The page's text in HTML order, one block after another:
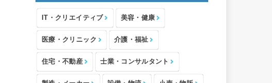
IT・クリエイティブ 美容・健康
医療・クリニック 介護・福祉
住宅・不動産 士業・コンサルタント